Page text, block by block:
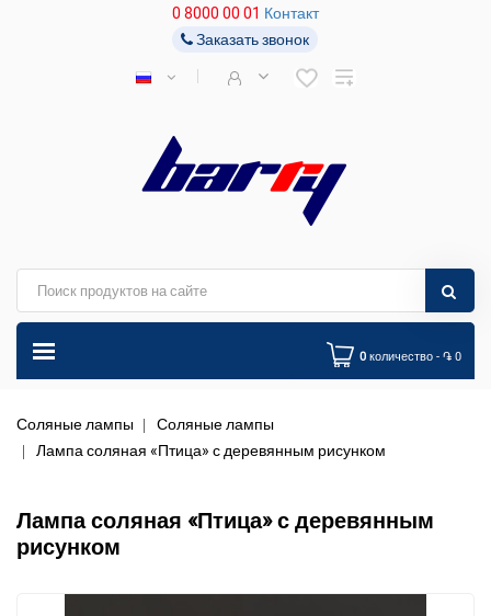
0 8000 00 01 Контакт
Заказать звонок
0 количество - ֏ 0
Соляные лампы
Соляные лампы
Лампа соляная «Птица» с деревянным рисунком
Лампа соляная «Птица» с деревянным
рисунком